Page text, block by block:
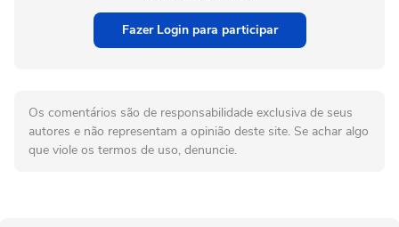
Fazer Login para participar
Os comentários são de responsabilidade exclusiva de seus
autores e não representam a opinião deste site. Se achar algo
que viole os termos de uso, denuncie.